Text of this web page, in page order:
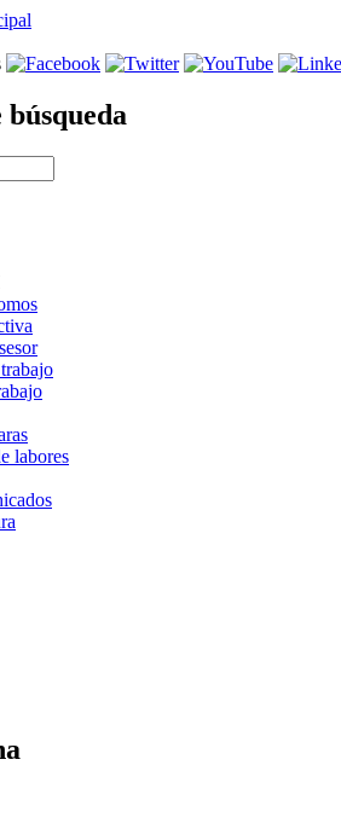
labores